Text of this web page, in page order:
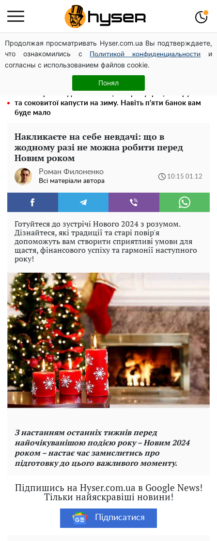
Продолжая просматривать Hyser.com.ua Вы подтверждаете,
что ознакомились с
Политикой конфиденциальности
и
согласны с использованием файлов cookie.
Понял
Олена Тополя злив відео – це далеко не все: фронтмен
"Антитіла" Тарас Тополя став наступним
Повністю гола Анна Трінчер блиснула "принадами":
таких розмірів ви ще не бачили
та соковитої капусти на зиму. Навіть п'яти банок вам
буде мало
Накликаєте на себе невдачі: що в
жодному разі не можна робити перед
Новим роком
Роман Филоненко
Всі матеріали автора
10:15 01.12
Готуйтеся до зустрічі Нового 2024 з розумом.
Дізнайтеся, які традиції та старі повір'я
допоможуть вам створити сприятливі умови для
щастя, фінансового успіху та гармонії наступного
року!
З настанням останніх тижнів перед
найочікуванішою подією року – Новим 2024
роком – настає час замислитись про
підготовку до цього важливого моменту.
Підпишись на Hyser.com.ua в Google News!
Тільки найяскравіші новини!
Підписатися